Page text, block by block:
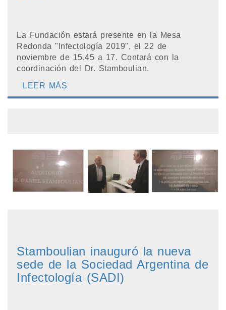
La Fundación estará presente en la Mesa
Redonda "Infectología 2019", el 22 de
noviembre de 15.45 a 17. Contará con la
coordinación del Dr. Stamboulian.
LEER MÁS
Stamboulian inauguró la nueva
sede de la Sociedad Argentina de
Infectología (SADI)